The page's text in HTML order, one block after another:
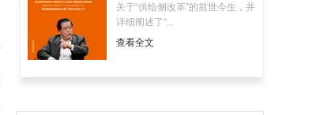
关于“供给侧改革”的前世今生，并
详细阐述了“...
查看全文